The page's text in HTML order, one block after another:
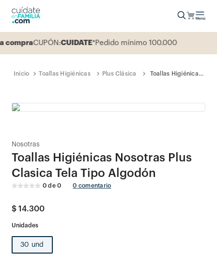
CUPÓN:CUIDATE*Pedido mínimo 100.000
Toallas Higiénicas Plus Clásica
Toallas Higiénicas
Algodón
Nosotras
Toallas Higiénicas Nosotras Plus
Clasica Tela Tipo Algodón
0 de0 0 comentario
$ 14.300
30 und